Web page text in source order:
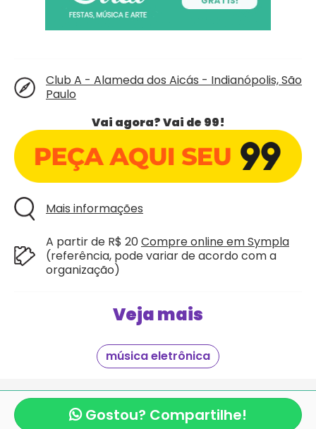
Club A - Alameda dos Aicás - Indianópolis, São
Paulo
Vai agora? Vai de 99!
Mais informações
A partir de R$ 20Compre online em Sympla
(referência, pode variar de acordo com a
organização)
Veja mais
música eletrônica
Gostou? Compartilhe!
Giraí é mais um projeto criado com
pela equipe
mexeri.ca
eBlocos de Rua.com.
Copyright Giraí. Todos os direitos reservados.